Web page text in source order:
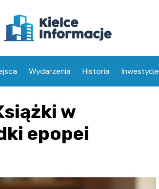
Wydarzenia Historia Inwestycje
w
epopei